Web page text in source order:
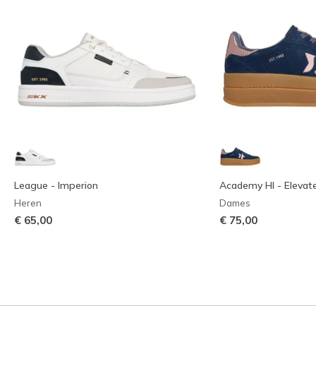
League - Imperion
Heren
€ 65,00
Academy HI -
Dames
€ 75,00